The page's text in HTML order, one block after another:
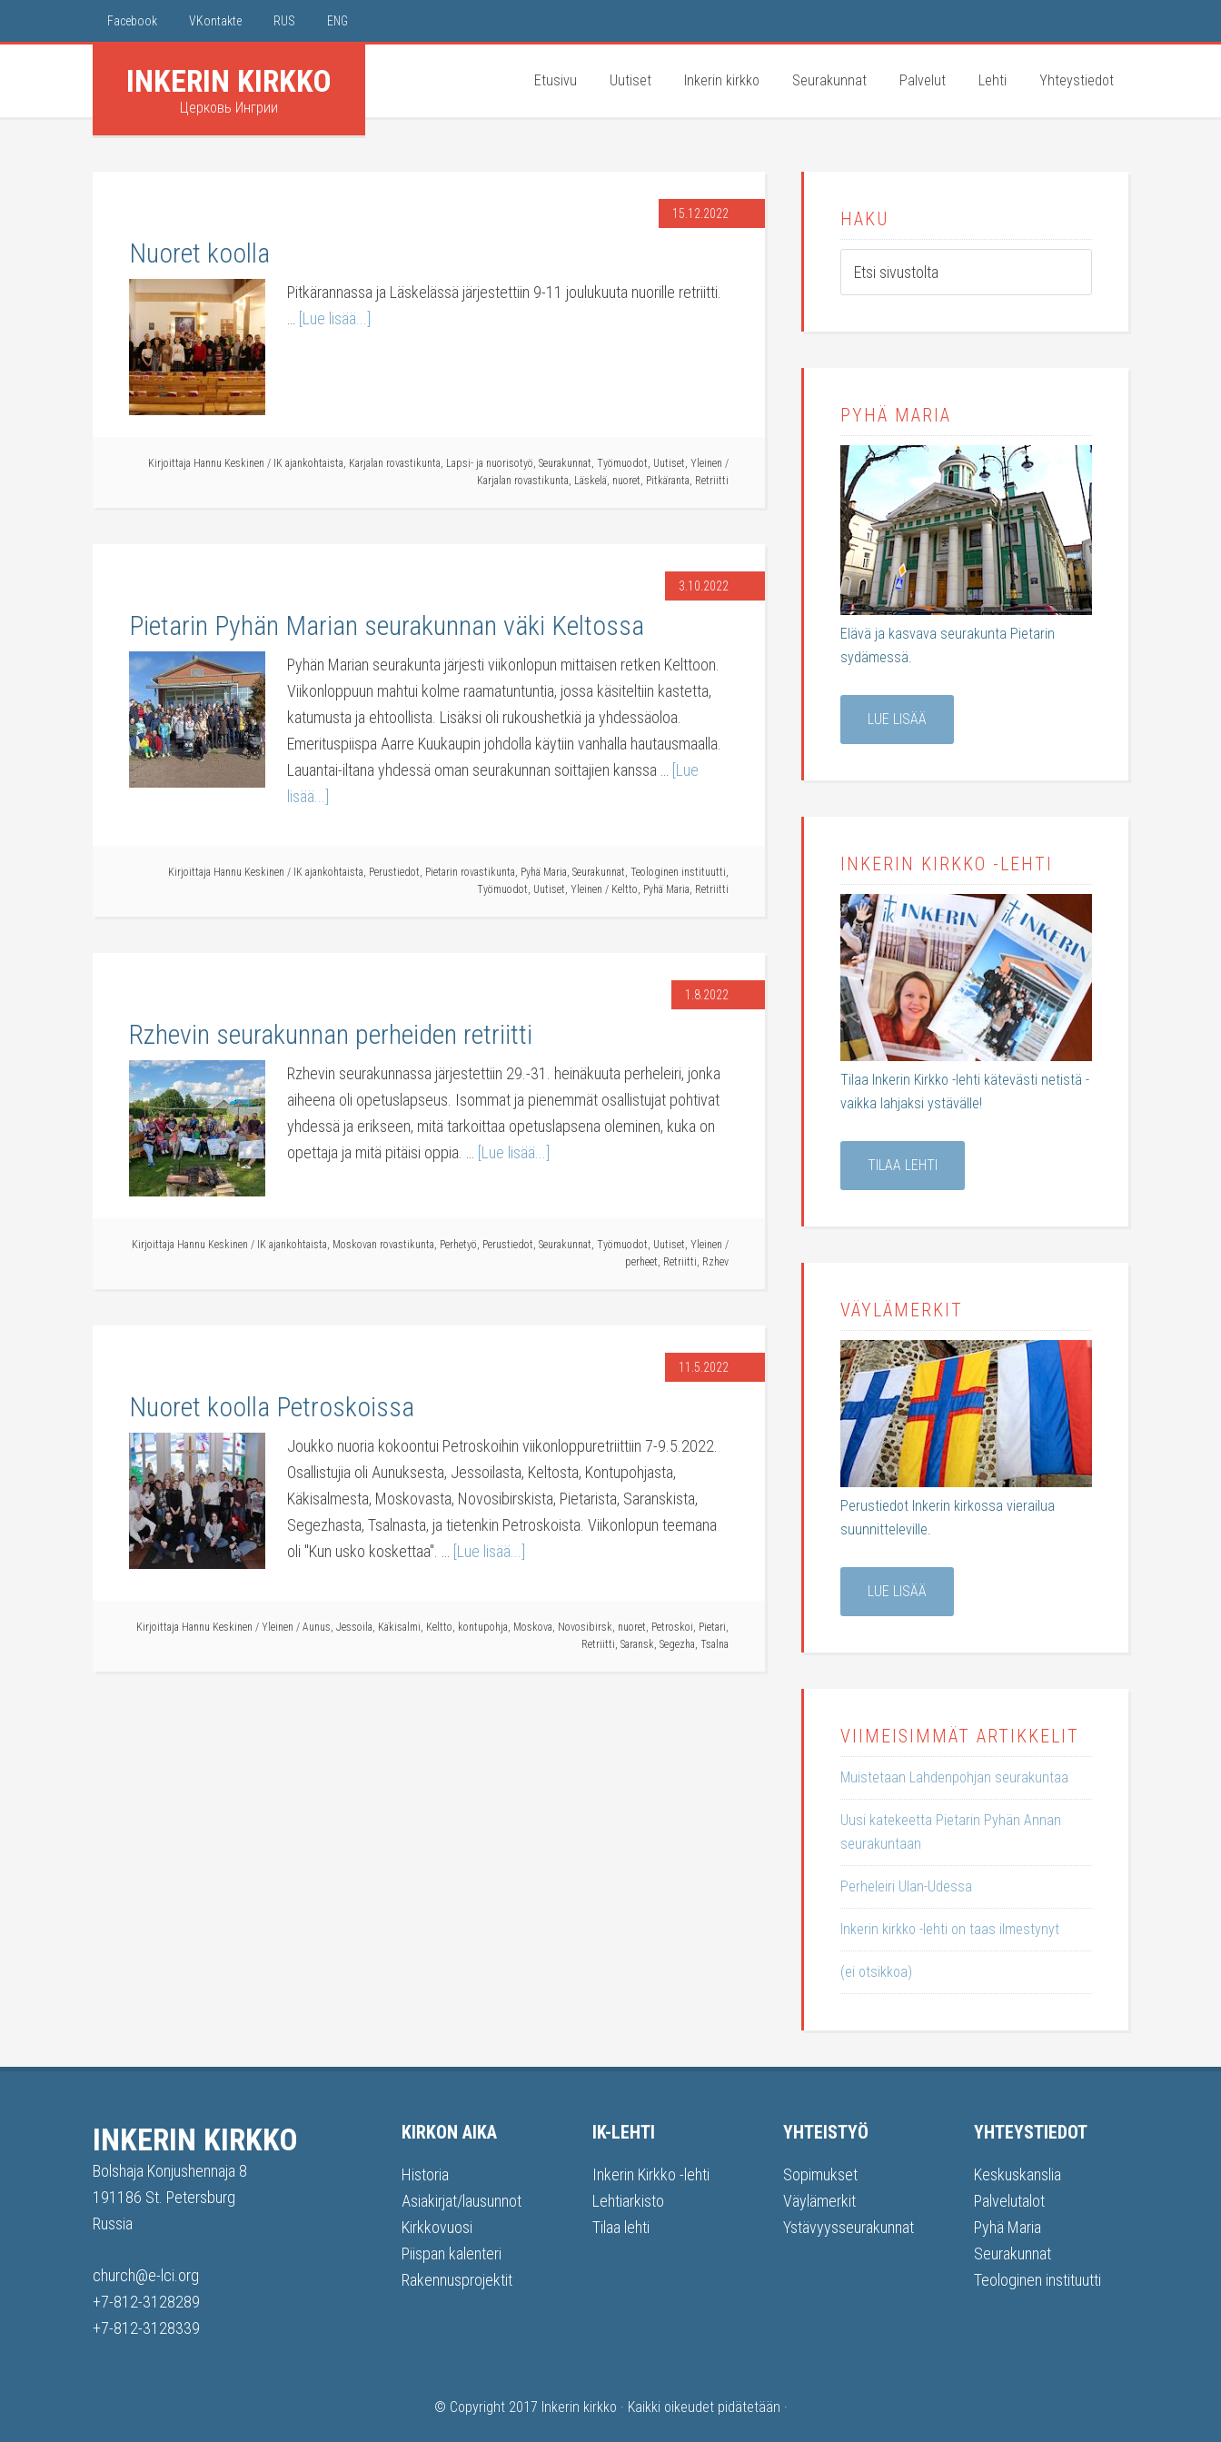
Facebook VKontakte RUS ENG
INKERIN KIRKKO
Церковь Ингрии
Etusivu Uutiset Inkerin kirkko Seurakunnat Palvelut Lehti Yhteystiedot
15.12.2022
Nuoret koolla
Pitkärannassa ja Läskelässä järjestettiin 9-11 joulukuuta nuorille retriitti.
[Lue lisää...]
Kirjoittaja Hannu Keskinen / IK ajankohtaista, Karjalan rovastikunta, Lapsi- ja nuorisotyö, Seurakunnat, Työmuodot, Uutiset, Yleinen /
Karjalan rovastikunta, Läskelä, nuoret, Pitkäranta, Retriitti
3.10.2022
Pietarin Pyhän Marian seurakunnan väki Keltossa
Pyhän Marian seurakunta järjesti viikonlopun mittaisen retken Kelttoon.
Viikonloppuun mahtui kolme raamatuntuntia, jossa käsiteltiin kastetta,
katumusta ja ehtoollista. Lisäksi oli rukoushetkiä ja yhdessäoloa.
Emerituspiispa Aarre Kuukaupin johdolla käytiin vanhalla hautausmaalla.
Lauantai-iltana yhdessä oman seurakunnan soittajien kanssa …
[Lue
lisää...]
Kirjoittaja Hannu Keskinen / IK ajankohtaista, Perustiedot, Pietarin rovastikunta, Pyhä Maria, Seurakunnat, Teologinen instituutti,
Työmuodot, Uutiset, Yleinen / Keltto, Pyhä Maria, Retriitti
1.8.2022
Rzhevin seurakunnan perheiden retriitti
Rzhevin seurakunnassa järjestettiin 29.-31. heinäkuuta perheleiri, jonka
aiheena oli opetuslapseus. Isommat ja pienemmät osallistujat pohtivat
yhdessä ja erikseen, mitä tarkoittaa opetuslapsena oleminen, kuka on
opettaja ja mitä pitäisi oppia. …
[Lue lisää...]
Kirjoittaja Hannu Keskinen / IK ajankohtaista, Moskovan rovastikunta, Perhetyö, Perustiedot, Seurakunnat, Työmuodot, Uutiset, Yleinen /
perheet, Retriitti, Rzhev
11.5.2022
Nuoret koolla Petroskoissa
Joukko nuoria kokoontui Petroskoihin viikonloppuretriittiin 7-9.5.2022.
Osallistujia oli Aunuksesta, Jessoilasta, Keltosta, Kontupohjasta,
Käkisalmesta, Moskovasta, Novosibirskista, Pietarista, Saranskista,
Segezhasta, Tsalnasta, ja tietenkin Petroskoista. Viikonlopun teemana
oli "Kun usko koskettaa". …
[Lue lisää...]
Kirjoittaja Hannu Keskinen / Yleinen / Aunus, Jessoila, Käkisalmi, Keltto, kontupohja, Moskova, Novosibirsk, nuoret, Petroskoi, Pietari,
Retriitti, Saransk, Segezha, Tsalna
HAKU
PYHÄ MARIA
Elävä ja kasvava seurakunta Pietarin
sydämessä.
LUE LISÄÄ
INKERIN KIRKKO -LEHTI
Tilaa Inkerin Kirkko -lehti kätevästi netistä -
vaikka lahjaksi ystävälle!
TILAA LEHTI
VÄYLÄMERKIT
Perustiedot Inkerin kirkossa vierailua
suunnitteleville.
LUE LISÄÄ
VIIMEISIMMÄT ARTIKKELIT
Muistetaan Lahdenpohjan seurakuntaa
Uusi katekeetta Pietarin Pyhän Annan
seurakuntaan
Perheleiri Ulan-Udessa
Inkerin kirkko -lehti on taas ilmestynyt
(ei otsikkoa)
INKERIN KIRKKO
Bolshaja Konjushennaja 8
191186 St. Petersburg
Russia
church@e-lci.org
+7-812-3128289
+7-812-3128339
KIRKON AIKA
Historia
Asiakirjat/lausunnot
Kirkkovuosi
Piispan kalenteri
Rakennusprojektit
IK-LEHTI
Inkerin Kirkko -lehti
Lehtiarkisto
Tilaa lehti
YHTEISTYÖ
Sopimukset
Väylämerkit
Ystävyysseurakunnat
YHTEYSTIEDOT
Keskuskanslia
Palvelutalot
Pyhä Maria
Seurakunnat
Teologinen instituutti
© Copyright 2017 Inkerin kirkko · Kaikki oikeudet pidätetään ·